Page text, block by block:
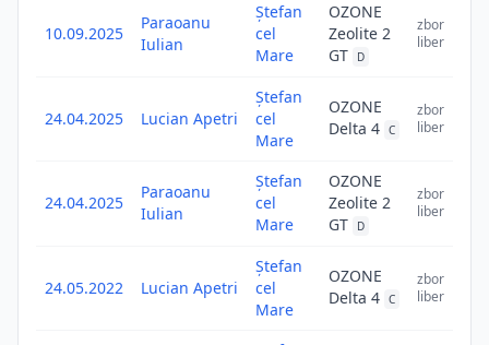
10.09.2025
Paraoanu
Iulian
Ștefan
cel
Mare
OZONE
Zeolite 2
GT
D
zbor
liber
24.04.2025 Lucian Apetri
Ștefan
cel
Mare
OZONE
Delta 4 C
zbor
liber
24.04.2025
Paraoanu
Iulian
Ștefan
cel
Mare
OZONE
Zeolite 2
GT
D
zbor
liber
24.05.2022 Lucian Apetri
Ștefan
cel
Mare
OZONE
Delta 4 C
zbor
liber